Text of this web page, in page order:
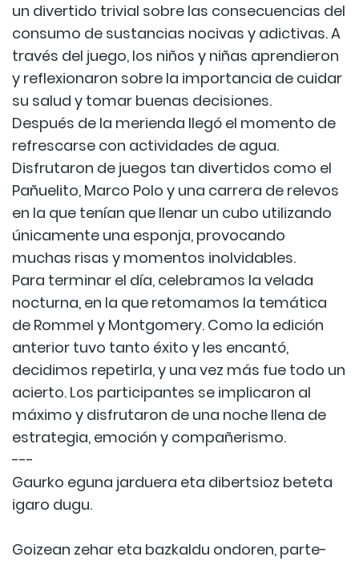
un divertido trivial sobre las consecuencias del
consumo de sustancias nocivas y adictivas. A
través del juego, los niños y niñas aprendieron
y reflexionaron sobre la importancia de cuidar
su salud y tomar buenas decisiones.
Después de la merienda llegó el momento de
refrescarse con actividades de agua.
Disfrutaron de juegos tan divertidos como el
Pañuelito, Marco Polo y una carrera de relevos
en la que tenían que llenar un cubo utilizando
únicamente una esponja, provocando
muchas risas y momentos inolvidables.
Para terminar el día, celebramos la velada
nocturna, en la que retomamos la temática
de Rommel y Montgomery. Como la edición
anterior tuvo tanto éxito y les encantó,
decidimos repetirla, y una vez más fue todo un
acierto. Los participantes se implicaron al
máximo y disfrutaron de una noche llena de
estrategia, emoción y compañerismo.
---
Gaurko eguna jarduera eta dibertsioz beteta
igaro dugu.
Goizean zehar eta bazkaldu ondoren, parte-